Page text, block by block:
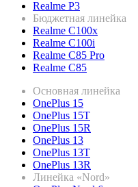
Realme P3
Бюджетная линейка
Realme C100x
Realme C100i
Realme C85 Pro
Realme C85
Основная линейка
OnePlus 15
OnePlus 15T
OnePlus 15R
OnePlus 13
OnePlus 13T
OnePlus 13R
Линейка «Nord»